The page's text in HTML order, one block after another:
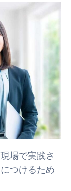
場で実践さ
つけるため